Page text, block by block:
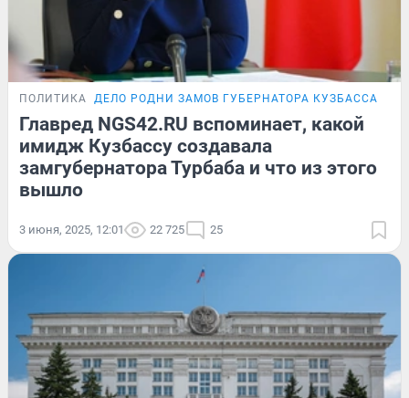
ПОЛИТИКА ДЕЛО РОДНИ ЗАМОВ ГУБЕРНАТОРА КУЗБАССА
Главред NGS42.RU вспоминает, какой
имидж Кузбассу создавала
замгубернатора Турбаба и что из этого
вышло
3 июня, 2025, 12:01 22 725 25